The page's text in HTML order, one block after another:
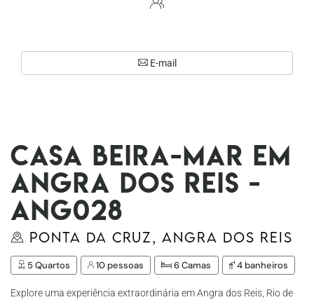
Casa beira-mar em
Angra dos Reis -
Ang028
Ponta da Cruz, Angra dos Reis
5 Quartos 10 pessoas 6 Camas 4 banheiros
Explore uma experiência extraordinária em Angra dos Reis, Rio de
E-mail